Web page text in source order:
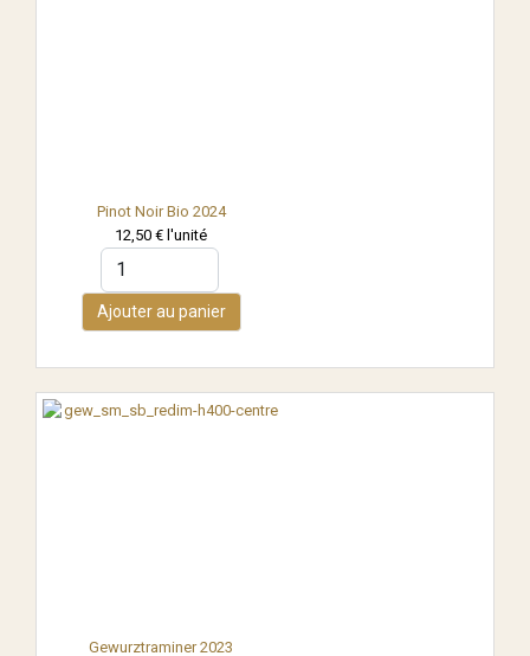
Pinot Noir Bio 2024
12,50 € l'unité
Ajouter au panier
Gewurztraminer 2023